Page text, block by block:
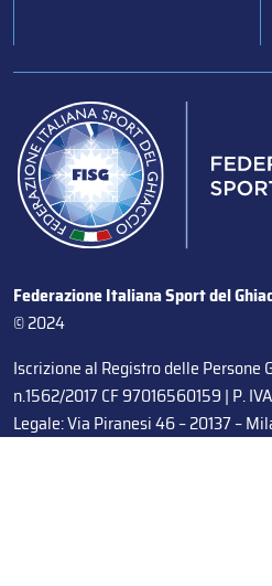
Federazione Italiana Sport del
© 2024
Iscrizione al Registro delle Persone
n.1562/2017 CF 97016560159 | P.
Legale: Via Piranesi 46 – 20137 –